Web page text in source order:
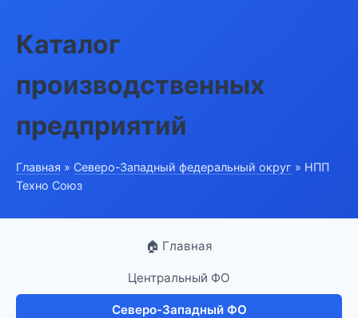
Каталог
производственных
предприятий
Главная » Северо-Западный федеральный округ » НПП
Техно Союз
🏠 Главная
Центральный ФО
Северо-Западный ФО